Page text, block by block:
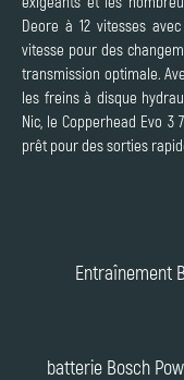
Deore à 12 vitesses
vitesse pour des
transmission optimale.
les freins à disque
Nic, le Copperhead Evo
prêt pour des sorties
Entraînement
batterie Bosch